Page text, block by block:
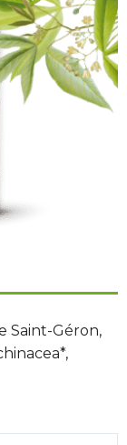
Saint-Géron,